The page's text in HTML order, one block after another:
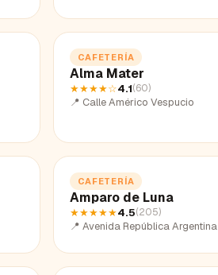
CAFETERÍA
Alma Mater
★★★★☆4.1(60)
📍 Calle Américo Vespucio
CAFETERÍA
Amparo de Luna
★★★★★4.5(205)
📍Avenida República Argentina